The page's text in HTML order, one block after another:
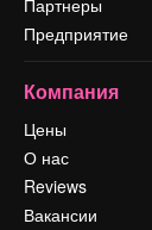
Партнеры
Предприятие
Компания
Цены
О нас
Reviews
Вакансии